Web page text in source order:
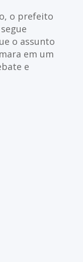
o prefeito
o assunto
em um
e